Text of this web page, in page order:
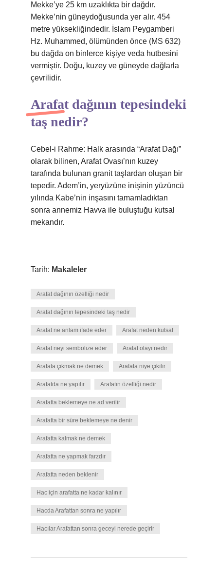
Mekke’ye 25 km uzaklıkta bir dağdır.
Mekke’nin güneydoğusunda yer alır. 454
metre yüksekliğindedir. İslam Peygamberi
Hz. Muhammed, ölümünden önce (MS 632)
bu dağda on binlerce kişiye veda hutbesini
vermiştir. Doğu, kuzey ve güneyde dağlarla
çevrilidir.
Arafat dağının tepesindeki
taş nedir?
Cebel-i Rahme: Halk arasında “Arafat Dağı”
olarak bilinen, Arafat Ovası’nın kuzey
tarafında bulunan granit taşlardan oluşan bir
tepedir. Adem’in, yeryüzüne inişinin yüzüncü
yılında Kabe’nin inşasını tamamladıktan
sonra annemiz Havva ile buluştuğu kutsal
mekandır.
Tarih: Makaleler
Arafat dağının özelliği nedir
Arafat dağının tepesindeki taş nedir
Arafat ne anlam ifade eder Arafat neden kutsal
Arafat neyi sembolize eder Arafat olayı nedir
Arafata çıkmak ne demek Arafata niye çıkılır
Arafatda ne yapılır Arafatın özelliği nedir
Arafatta beklemeye ne ad verilir
Arafatta bir süre beklemeye ne denir
Arafatta kalmak ne demek
Arafatta ne yapmak farzdır
Arafatta neden beklenir
Hac için arafatta ne kadar kalınır
Hacda Arafattan sonra ne yapılır
Hacılar Arafattan sonra geceyi nerede geçirir